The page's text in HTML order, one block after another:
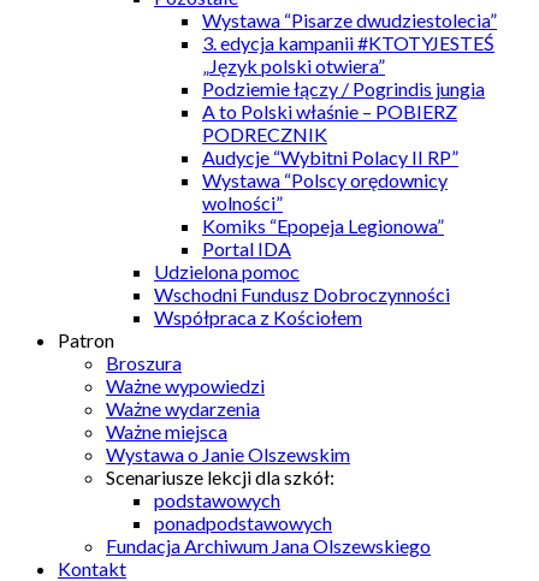
Wystawa “Pisarze dwudziestolecia”
3. edycja kampanii #KTOTYJESTEŚ
„Język polski otwiera”
Podziemie łączy / Pogrindis jungia
A to Polski właśnie – POBIERZ
PODRECZNIK
Audycje “Wybitni Polacy II RP”
Wystawa “Polscy orędownicy
wolności”
Komiks “Epopeja Legionowa”
Portal IDA
Udzielona pomoc
Wschodni Fundusz Dobroczynności
Współpraca z Kościołem
Patron
Broszura
Ważne wypowiedzi
Ważne wydarzenia
Ważne miejsca
Wystawa o Janie Olszewskim
Scenariusze lekcji dla szkół:
podstawowych
ponadpodstawowych
Fundacja Archiwum Jana Olszewskiego
Kontakt